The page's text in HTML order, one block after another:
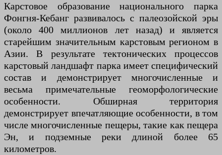
Карстовое образование национального парка
Фонгня-Кебанг развивалось с палеозойской эры
(около 400 миллионов лет назад) и является
старейшим значительным карстовым регионом в
Азии. В результате тектонических процессов
карстовый ландшафт парка имеет специфический
состав и демонстрирует многочисленные и
весьма примечательные геоморфологические
особенности. Обширная территория
демонстрирует впечатляющие особенности, в том
числе многочисленные пещеры, такие как пещера
Эн, и подземные реки длиной более 65
километров.